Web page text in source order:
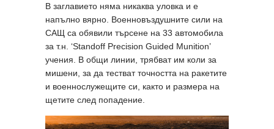
В заглавието няма никаква уловка и е
напълно вярно. Военновъздушните сили на
САЩ са обявили търсене на 33 автомобила
за т.н. ‘Standoff Precision Guided Munition’
учения. В общи линии, трябват им коли за
мишени, за да тестват точността на ракетите
и военнослужещите си, както и размера на
щетите след попадение.